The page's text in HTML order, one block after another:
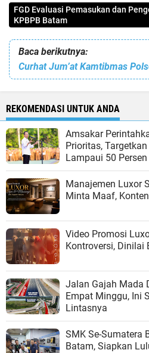
FGD Evaluasi Pemasukan dan
KPBPB Batam
Baca berikutnya:
REKOMENDASI UNTUK ANDA
Amsakar
Prioritas,
Lampaui 50 Persen
Manajemen Luxor
Minta Maaf,
Video Promosi
Kontroversi, Dinilai
Jalan Gajah Mada
Empat Minggu, Ini
Lintasnya
SMK Se-Sumatera
Batam, Siapkan